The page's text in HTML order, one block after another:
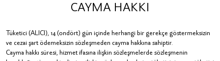
CAYMA HAKKI
Tüketici (ALICI), 14 (ondört) gün içinde herhangi bir gerekçe göstermeksizin
ve cezai şart ödemeksizin sözleşmeden cayma hakkına sahiptir.
Cayma hakkı süresi, hizmet ifasına ilişkin sözleşmelerde sözleşmenin